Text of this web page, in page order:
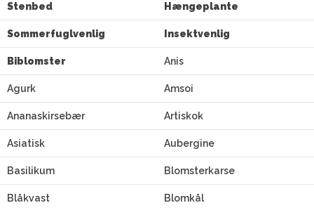
Stenbed Hængeplante
Sommerfuglvenlig Insektvenlig
Biblomster Anis
Agurk Amsoi
Ananaskirsebær Artiskok
Asiatisk Aubergine
Basilikum Blomsterkarse
Blåkvast Blomkål